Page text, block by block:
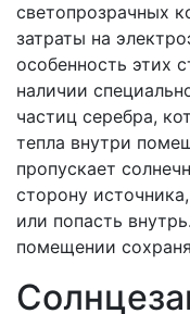
светопрозрачных
затраты на
особенность этих
наличии
частиц серебра,
тепла внутри
пропускает
сторону
или попасть
помещении